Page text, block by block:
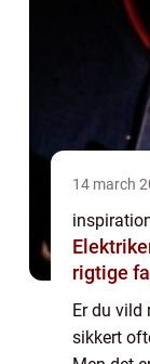
14 march
Elektriker holte
rigtige
Er du vild
sikkert